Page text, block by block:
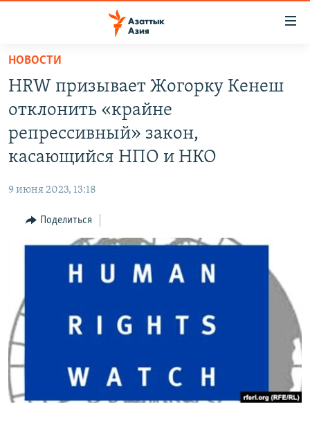
Вернуться
основному
содержанию
главной
Вернутся
поиску
КАЗАХСТАН
НА ДРУГИХ ЯЗЫКАХ
ЎЗБЕКЧА
ТОҶИКӢ
TÜRKMENÇE
ПОДПИШИТЕСЬ НА НАС В СОЦСЕТЯХ
Все сайты РСЕ/РС
НОВОСТИ
HRW призывает Жогорку Кенеш
отклонить «крайне
репрессивный» закон,
касающийся НПО и НКО
9 июня 2023, 13:18
Поделиться